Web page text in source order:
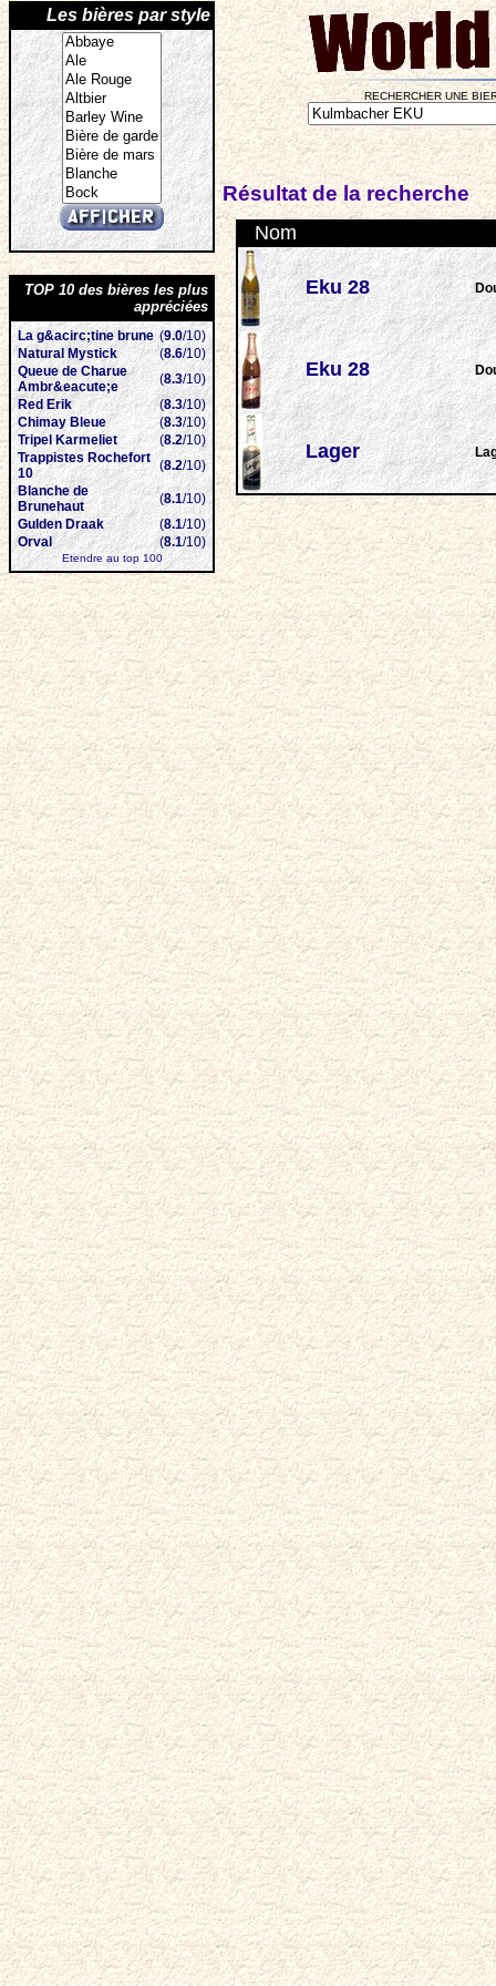
Les bières par style
TOP 10 des bières les plus
appréciées
La g&acirc;tine brune (9.0/10)
Natural Mystick
(8.6/10)
Queue de Charue
Ambr&eacute;e
(8.3/10)
Red Erik
(8.3/10)
Chimay Bleue
(8.3/10)
Tripel Karmeliet
(8.2/10)
Trappistes Rochefort
10
(8.2/10)
Blanche de
Brunehaut
(8.1/10)
Gulden Draak
(8.1/10)
Orval
(8.1/10)
Etendre au top 100
RECHERCHER UNE
Résultat de la recherche
Nom
Eku 28
Eku 28
Lager